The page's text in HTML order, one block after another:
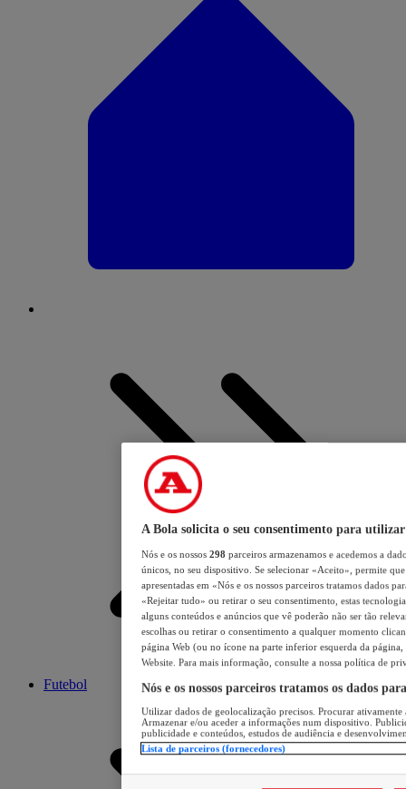
Futebol
A Bola solicita o seu consentimento para utilizar
Nós e os nossos 298 parceiros armazenamos e acedemos a
únicos, no seu dispositivo. Se selecionar «Aceito», permite
apresentadas em «Nós e os nossos parceiros tratamos dados
«Rejeitar tudo» ou retirar o seu consentimento, estas
alguns conteúdos e anúncios que vê poderão não ser tão
escolhas ou retirar o consentimento a qualquer momento
página Web (ou no ícone na parte inferior esquerda da página,
Website. Para mais informação, consulte a nossa política de
Nós e os nossos parceiros tratamos os dados
Utilizar dados de geolocalização precisos. Procurar
Armazenar e/ou aceder a informações num dispositivo.
publicidade e conteúdos, estudos de audiência e
Lista de parceiros (fornecedores)